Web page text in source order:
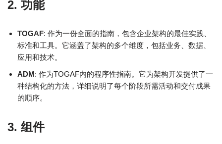
2. 功能
TOGAF: 作为一份全面的指南，包含企业架构的最佳实践、
标准和工具。它涵盖了架构的多个维度，包括业务、数据、
应用和技术。
ADM: 作为TOGAF内的程序性指南。它为架构开发提供了一
种结构化的方法，详细说明了每个阶段所需活动和交付成果
的顺序。
3. 组件